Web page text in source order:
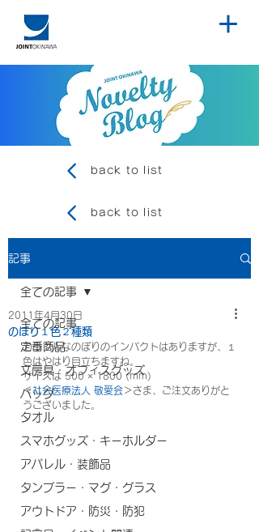
back to list
back to list
記事
全ての記事
定番商品
文房具・オフィスグッズ
バッグ
タオル
スマホグッズ・キーホルダー
アパレル・装飾品
タンブラー・マグ・グラス
アウトドア・防災・防犯
全ての記事
のぼり１色２種類
2011年4月30日
カラフルなのぼりのインパクトはありますが、１
色はやはり目立ちますね。
サイズは 500 × 1800 (mm)
＜社会医療法人 敬愛会＞さま、ご注文ありがと
うございました。